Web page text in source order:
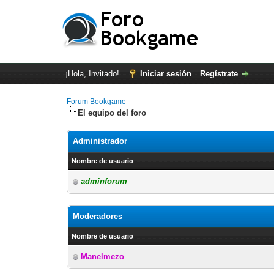
¡Hola, Invitado! Iniciar sesión Regístrate
Forum Bookgame
El equipo del foro
Administrador
Nombre de usuario
adminforum
Moderadores
Nombre de usuario
Manelmezo